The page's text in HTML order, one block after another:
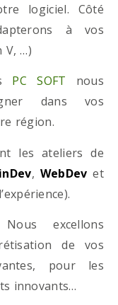
logiciel. Côté
à vos
V, …)
PC SOFT nous
dans vos
région.
les ateliers de
, WebDev et
excellons
de vos
pour les
innovants…